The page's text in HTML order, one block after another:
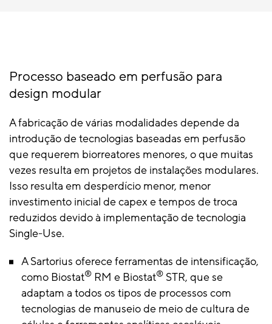
Processo baseado em perfusão para
design modular
A fabricação de várias modalidades depende da
introdução de tecnologias baseadas em perfusão
que requerem biorreatores menores, o que muitas
vezes resulta em projetos de instalações modulares.
Isso resulta em desperdício menor, menor
investimento inicial de capex e tempos de troca
reduzidos devido à implementação de tecnologia
Single-Use.
A Sartorius oferece ferramentas de intensificação,
como Biostat® RM e Biostat® STR, que se
adaptam a todos os tipos de processos com
tecnologias de manuseio de meio de cultura de